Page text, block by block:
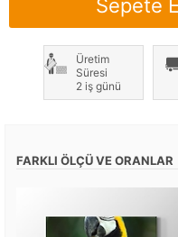
Sepete
Üretim
Süresi
2 iş günü
FARKLI ÖLÇÜ VE ORANLAR